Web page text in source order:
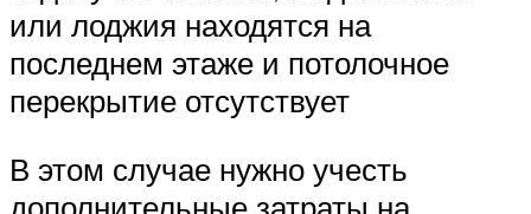
или лоджия находятся на
последнем этаже и потолочное
перекрытие отсутствует
В этом случае нужно учесть